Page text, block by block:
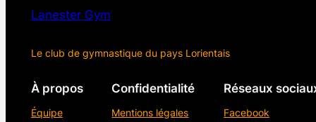
Lanester Gym
Le club de gymnastique du pays Lorientais
À propos
Équipe
Confidentialité
Mentions légales
Réseaux
Facebook